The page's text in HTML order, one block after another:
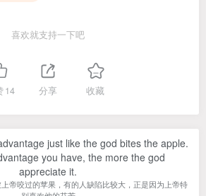
喜欢就支持一下吧
14 分享 收藏
just like the god bites the apple.
you have, the more the god
appreciate it.
帝咬过的苹果，有的人缺陷比较大，正是因为上帝特